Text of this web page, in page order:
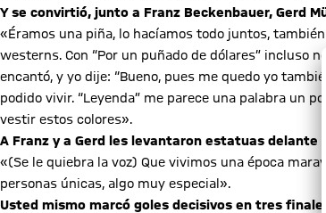
Y se convirtió, junto a Franz Beckenbauer, Gerd
«Éramos una piña, lo hacíamos todo juntos,
westerns. Con “Por un puñado de dólares” incluso
encantó, y yo dije: “Bueno, pues me quedo yo
podido vivir. “Leyenda” me parece una palabra un
vestir estos colores».
A Franz y a Gerd les levantaron estatuas delante
«(Se le quiebra la voz) Que vivimos una época
personas únicas, algo muy especial».
Usted mismo marcó goles decisivos en tres